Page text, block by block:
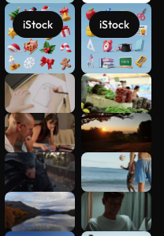
iStock iStock
Mehr
anzeigen